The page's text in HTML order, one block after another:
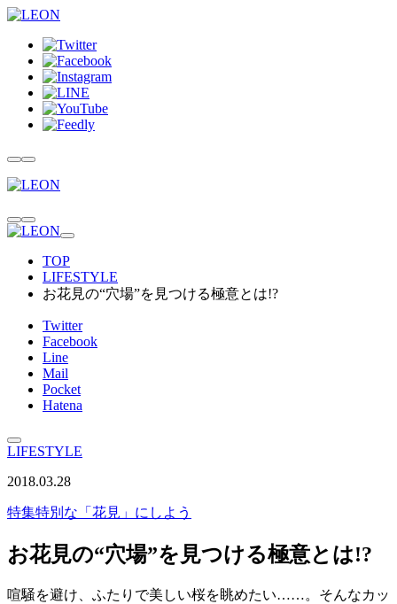
TOP
LIFESTYLE
お花見の“穴場”を見つける極意とは!?
Twitter
Facebook
Line
Mail
Pocket
Hatena
LIFESTYLE
2018.03.28
特集特別な「花見」にしよう
お花見の“穴場”を見つける極意とは!?
喧騒を避け、ふたりで美しい桜を眺めたい……。そんなカッ